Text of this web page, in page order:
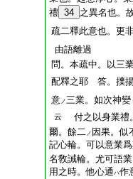
禮 34 之異名也。
疏二釋此意也。更
由語離過
問。本疏中。以三
配釋之耶 答。撲
意ノ三業。如次神變
云
付之以身業禮
爾。餘二ノ 因果。似
記心輪。可以意業
名敎誡輪。尤可語
用之時。他心通ハ作